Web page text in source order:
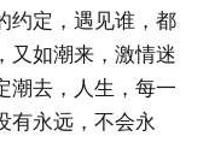
约定，遇见谁，都
又如潮来，激情迷
潮去，人生，每一
有永远，不会永